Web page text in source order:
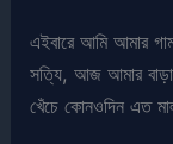
এইবারে আমি আমার
সত্যি, আজ আমার বাড়া
খেঁচে কোনওদিন এত